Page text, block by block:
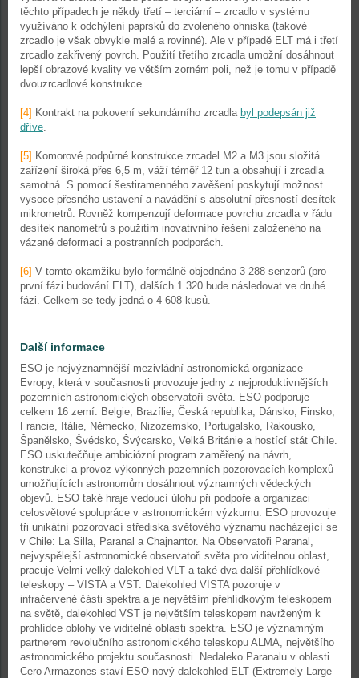
těchto případech je někdy třetí – terciární – zrcadlo v systému
využíváno k odchýlení paprsků do zvoleného ohniska (takové
zrcadlo je však obvykle malé a rovinné). Ale v případě ELT má i třetí
zrcadlo zakřivený povrch. Použití třetího zrcadla umožní dosáhnout
lepší obrazové kvality ve větším zorném poli, než je tomu v případě
dvouzrcadlové konstrukce.
[4] Kontrakt na pokovení sekundárního zrcadla byl podepsán již
dříve.
[5] Komorové podpůrné konstrukce zrcadel M2 a M3 jsou složitá
zařízení široká přes 6,5 m, váží téměř 12 tun a obsahují i zrcadla
samotná. S pomocí šestiramenného zavěšení poskytují možnost
vysoce přesného ustavení a navádění s absolutní přesností desítek
mikrometrů. Rovněž kompenzují deformace povrchu zrcadla v řádu
desítek nanometrů s použitím inovativního řešení založeného na
vázané deformaci a postranních podporách.
[6] V tomto okamžiku bylo formálně objednáno 3 288 senzorů (pro
první fázi budování ELT), dalších 1 320 bude následovat ve druhé
fázi. Celkem se tedy jedná o 4 608 kusů.
Další informace
ESO je nejvýznamnější mezivládní astronomická organizace
Evropy, která v současnosti provozuje jedny z nejproduktivnějších
pozemních astronomických observatoří světa. ESO podporuje
celkem 16 zemí: Belgie, Brazílie, Česká republika, Dánsko, Finsko,
Francie, Itálie, Německo, Nizozemsko, Portugalsko, Rakousko,
Španělsko, Švédsko, Švýcarsko, Velká Británie a hostící stát Chile.
ESO uskutečňuje ambiciózní program zaměřený na návrh,
konstrukci a provoz výkonných pozemních pozorovacích komplexů
umožňujících astronomům dosáhnout významných vědeckých
objevů. ESO také hraje vedoucí úlohu při podpoře a organizaci
celosvětové spolupráce v astronomickém výzkumu. ESO provozuje
tři unikátní pozorovací střediska světového významu nacházející se
v Chile: La Silla, Paranal a Chajnantor. Na Observatoři Paranal,
nejvyspělejší astronomické observatoři světa pro viditelnou oblast,
pracuje Velmi velký dalekohled VLT a také dva další přehlídkové
teleskopy – VISTA a VST. Dalekohled VISTA pozoruje v
infračervené části spektra a je největším přehlídkovým teleskopem
na světě, dalekohled VST je největším teleskopem navrženým k
prohlídce oblohy ve viditelné oblasti spektra. ESO je významným
partnerem revolučního astronomického teleskopu ALMA, největšího
astronomického projektu současnosti. Nedaleko Paranalu v oblasti
Cero Armazones staví ESO nový dalekohled ELT (Extremely Large